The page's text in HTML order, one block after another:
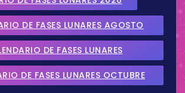
DE FASES LUNARES AGOSTO
2026
DE FASES LUNARES
SEPTIEMBRE 2026
DE FASES LUNARES OCTUBRE